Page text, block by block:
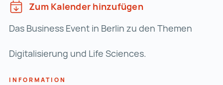
Zum Kalender hinzufügen
Das Business Event in Berlin zu den Themen
Digitalisierung und Life Sciences.
INFORMATION